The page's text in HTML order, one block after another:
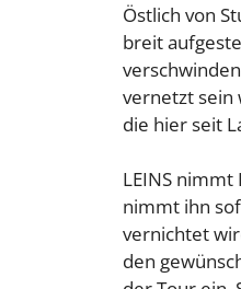
Östlich von
breit
vernetzt sein
die hier seit
LEINS
nimmt ihn
vernichtet
den